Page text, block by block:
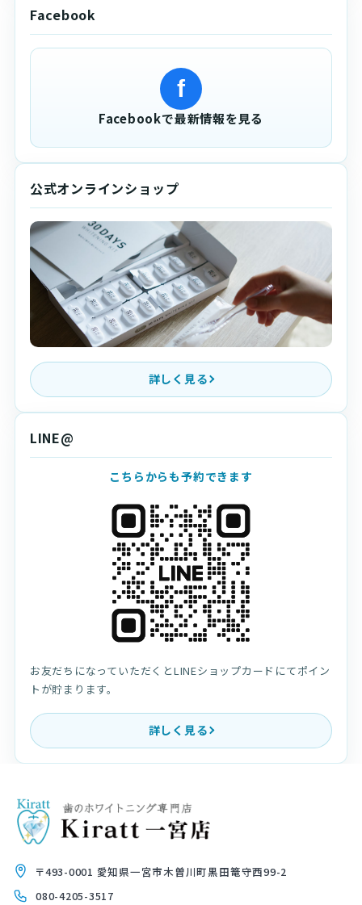
Facebook
f
Facebookで最新情報を見る
公式オンラインショップ
詳しく見る
LINE@
こちらからも予約できます
お友だちになっていただくとLINEショップカードにてポイン
トが貯まります。
詳しく見る
〒493-0001 愛知県一宮市木曽川町黒田篭守西99-2
080-4205-3517